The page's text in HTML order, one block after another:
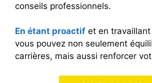
conseils professionnels.
En étant proactif et en
vous pouvez non seulement
carrières, mais aussi renforcer